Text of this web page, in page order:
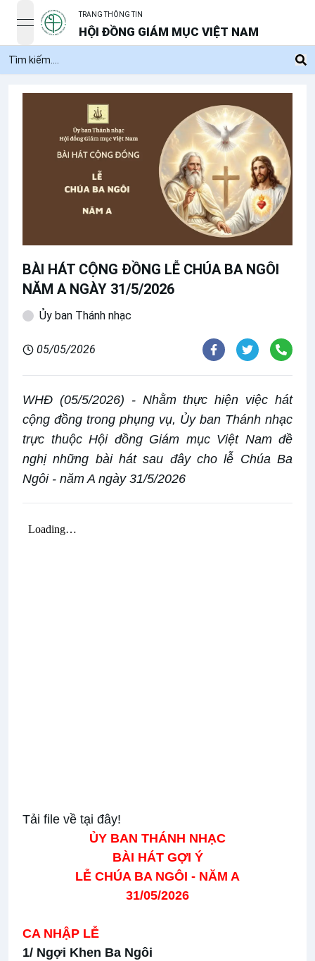
open navigation menu
TRANG THÔNG TIN
HỘI ĐỒNG GIÁM MỤC VIỆT NAM
BÀI HÁT CỘNG ĐỒNG LỄ CHÚA BA NGÔI
NĂM A NGÀY 31/5/2026
Ủy ban Thánh nhạc
05/05/2026
WHĐ (05/5/2026) - Nhằm thực hiện việc hát
cộng đồng trong phụng vụ, Ủy ban Thánh nhạc
trực thuộc Hội đồng Giám mục Việt Nam đề
nghị những bài hát sau đây cho lễ Chúa Ba
Ngôi - năm A ngày 31/5/2026
Tải file về tại đây!
ỦY BAN THÁNH NHẠC
BÀI HÁT GỢI Ý
LỄ CHÚA BA NGÔI - NĂM A
31/05/2026
CA NHẬP LỄ
1/ Ngợi Khen Ba Ngôi